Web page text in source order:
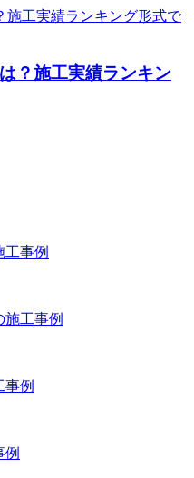
？施工実績ランキン